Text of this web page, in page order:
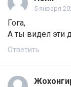
5 января
Гога,
А ты видел эти
Ответить